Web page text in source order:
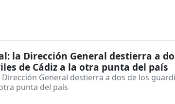
la Dirección General destierra a
de Cádiz a la otra punta del país
General destierra a dos de los
punta del país